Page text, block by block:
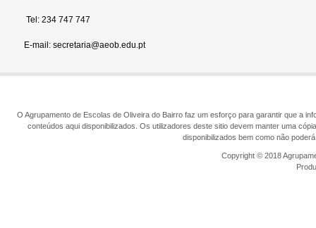
Tel: 234 747 747
E-mail: secretaria@aeob.edu.pt
O Agrupamento de Escolas de Oliveira do Bairro faz um esforço para garantir que a
conteúdos aqui disponibilizados. Os utilizadores deste sitio devem manter uma
disponibilizados bem como não
Copyright © 2018